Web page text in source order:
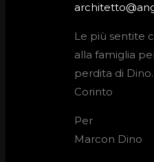
Le più sentite
alla famiglia
perdita di
Corinto
Per
Marcon Dino